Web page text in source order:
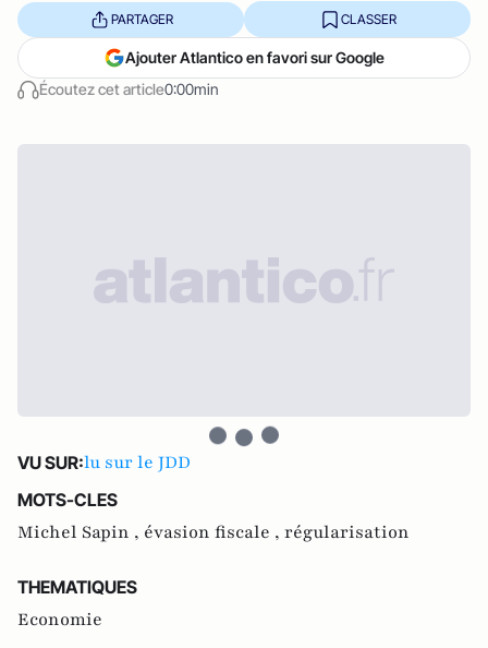
Écoutez cet article0:00min
PARTAGER CLASSER
Ajouter Atlantico en favori sur Google
VU SUR:lu sur le JDD
MOTS-CLES
Michel Sapin , évasion fiscale , régularisation
THEMATIQUES
Economie